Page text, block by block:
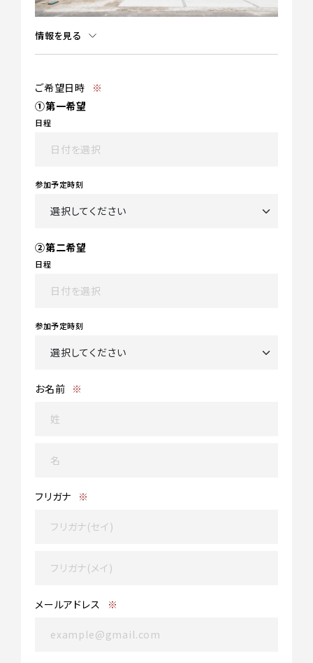
情報を見る
ご希望日時
※
①第一希望
日程
参加予定時刻
②第二希望
日程
参加予定時刻
お名前 ※
フリガナ ※
メールアドレス ※